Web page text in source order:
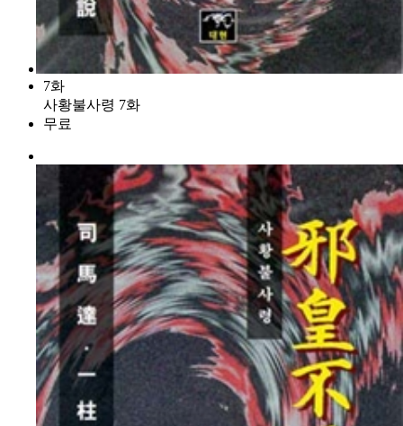
7화
사황불사령 7화
무료